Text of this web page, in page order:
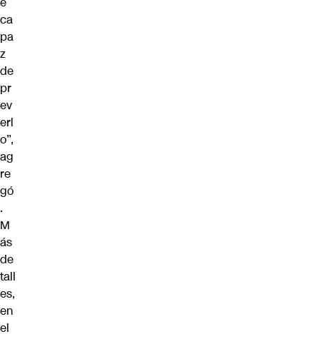
ca
pa
z
de
pr
ev
erl
o”,
ag
re
gó
.
M
ás
de
tall
es,
en
el